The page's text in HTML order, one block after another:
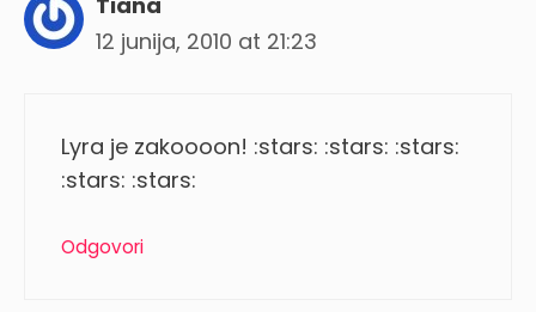
12 junija, 2010 at 21:23
Lyra je zakoooon! :stars: :stars: :stars:
:stars: :stars:
Odgovori